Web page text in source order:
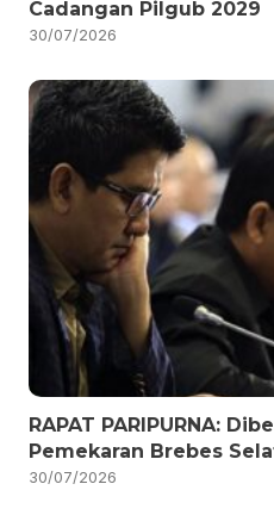
Cadangan Pilgub 2029
30/07/2026
RAPAT PARIPURNA:
Pemekaran Brebes
30/07/2026